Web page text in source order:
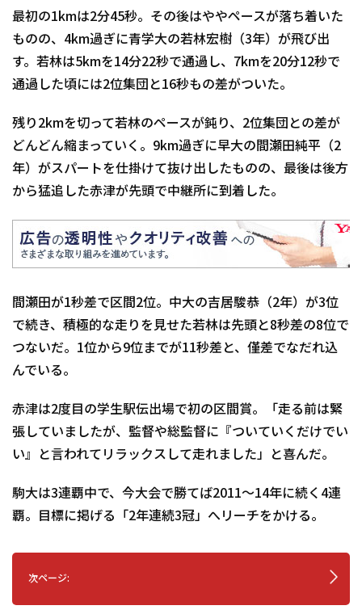
最初の1kmは2分45秒。その後はややペースが落ち着いた
ものの、4km過ぎに青学大の若林宏樹（3年）が飛び出
す。若林は5kmを14分22秒で通過し、7kmを20分12秒で
通過した頃には2位集団と16秒もの差がついた。
残り2kmを切って若林のペースが鈍り、2位集団との差が
どんどん縮まっていく。9km過ぎに早大の間瀬田純平（2
年）がスパートを仕掛けて抜け出したものの、最後は後方
から猛追した赤津が先頭で中継所に到着した。
間瀬田が1秒差で区間2位。中大の吉居駿恭（2年）が3位
で続き、積極的な走りを見せた若林は先頭と8秒差の8位で
つないだ。1位から9位までが11秒差と、僅差でなだれ込
んでいる。
赤津は2度目の学生駅伝出場で初の区間賞。「走る前は緊
張していましたが、監督や総監督に『ついていくだけでい
い』と言われてリラックスして走れました」と喜んだ。
駒大は3連覇中で、今大会で勝てば2011～14年に続く4連
覇。目標に掲げる「2年連続3冠」へリーチをかける。
次ページ: